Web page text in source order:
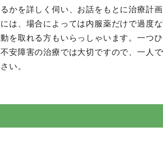
るかを詳しく伺い、お話をもとに治療計
には、場合によっては内服薬だけで過度
動を取れる方もいらっしゃいます。一つ
不安障害の治療では大切ですので、一人
さい。